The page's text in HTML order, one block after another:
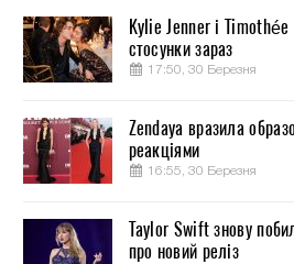
Kylie Jenner і
стосунки зараз
17:50, 30 Березня
Zendaya вразила
реакціями
16:55, 30 Березня
Taylor Swift знову
про новий реліз